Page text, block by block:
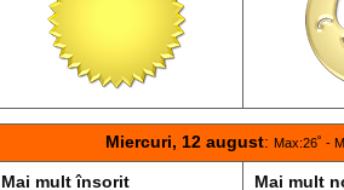
Miercuri, 12 august: Max:26˚ -
Mai mult însorit
Mai mult